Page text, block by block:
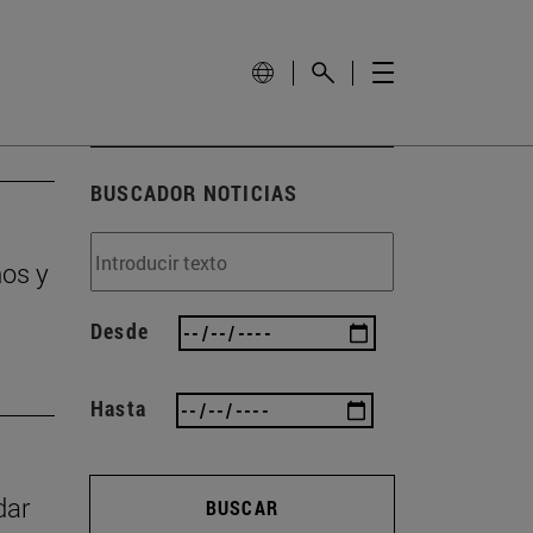
y
BUSCADOR NOTICIAS
Desde
Hasta
BUSCAR